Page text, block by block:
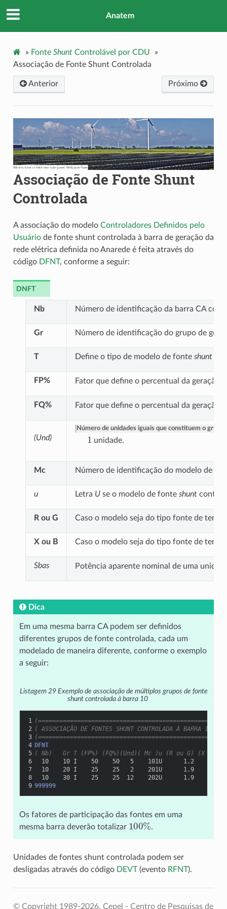
Anatem
» Fonte ShuntControlável por CDU
»
Associação de Fonte Shunt Controlada
Próximo
Anterior
Associação de Fonte Shunt
Controlada
A associação do modelo Controladores Definidos pelo
Usuáriode fonte shunt controlada à barra de geração da
rede elétrica definida no Anarede é feita através do
código DFNT, conforme a seguir:
DNFT
Nb Número de identificação da barra CA
Gr Número de identificação do grupo de
T Define o tipo de modelo de fonte shunt
FP% Fator que define o percentual da
FQ% Fator que define o percentual da
(Und)
Número de unidades iguais que constituem o
1 unidade.
Mc Número de identificação do modelo de
u Letra Use o modelo de fonte shunt
R ou G Caso o modelo seja do tipo fonte de
X ou B Caso o modelo seja do tipo fonte de
Sbas Potência aparente nominal de uma
Dica
Em uma mesma barra CA podem ser definidos
diferentes grupos de fonte controlada, cada um
modelado de maneira diferente, conforme o exemplo
a seguir:
Listagem 29 Exemplo de associação de múltiplos grupos de fonte
shunt controlada à barra 10
1
2 ( ASSOCIAÇÃO DE FONTES SHUNT CONTROLADA À BARRA 10
3
4 DFNT
5 ( Nb)   Gr T (FP%) (FQ%)(Und)( Mc )u (R ou G) (X ou
6
  10    10 I    50    50   5    101U      1.2      4.0
7
  10    20 I    25    25   2    201U      1.9      3.0
8
  10    30 I    25    25  12    202U      1.9      3.0
9 999999
Os fatores de participação das fontes em uma
mesma barra deverão totalizar 100% .
Unidades de fontes shunt controlada podem ser
desligadas através do código DEVT(evento RFNT).
© Copyright 1989-2026, Cepel - Centro de Pesquisas de